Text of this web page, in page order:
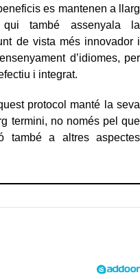
es mantenen a llarg
qui també assenyala la
de vista més innovador i
d’idiomes, per
i integrat.
protocol manté la seva
termini, no només pel que
també a altres aspectes